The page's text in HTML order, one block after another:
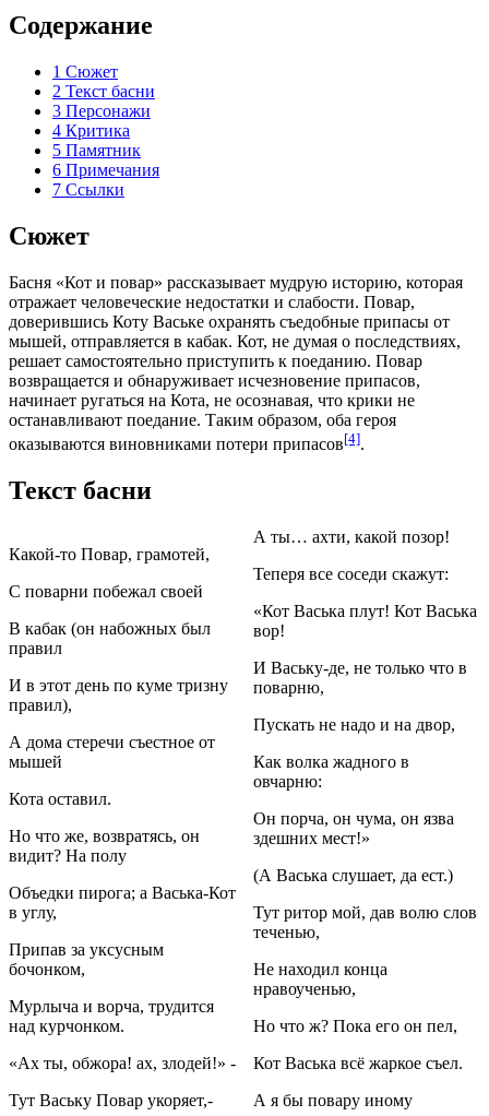
Содержание
1 Сюжет
2 Текст басни
3 Персонажи
4 Критика
5 Памятник
6 Примечания
7 Ссылки
Сюжет
Басня «Кот и повар» рассказывает мудрую историю, которая
отражает человеческие недостатки и слабости. Повар,
доверившись Коту Ваське охранять съедобные припасы от
мышей, отправляется в кабак. Кот, не думая о последствиях,
решает самостоятельно приступить к поеданию. Повар
возвращается и обнаруживает исчезновение припасов,
начинает ругаться на Кота, не осознавая, что крики не
останавливают поедание. Таким образом, оба героя
оказываются виновниками потери припасов[4].
Текст басни
Какой-то Повар, грамотей,
С поварни побежал своей
В кабак (он набожных был
правил
И в этот день по куме тризну
правил),
А дома стеречи съестное от
мышей
Кота оставил.
Но что же, возвратясь, он
видит? На полу
Объедки пирога; а Васька-Кот
в углу,
Припав за уксусным
бочонком,
Мурлыча и ворча, трудится
над курчонком.
«Ах ты, обжора! ах, злодей!» -
Тут Ваську Повар укоряет,-
А ты… ахти, какой позор!
Теперя все соседи скажут:
«Кот Васька плут! Кот Васька
вор!
И Ваську-де, не только что в
поварню,
Пускать не надо и на двор,
Как волка жадного в
овчарню:
Он порча, он чума, он язва
здешних мест!»
(А Васька слушает, да ест.)
Тут ритор мой, дав волю слов
теченью,
Не находил конца
нравоученью,
Но что ж? Пока его он пел,
Кот Васька всё жаркое съел.
А я бы повару иному